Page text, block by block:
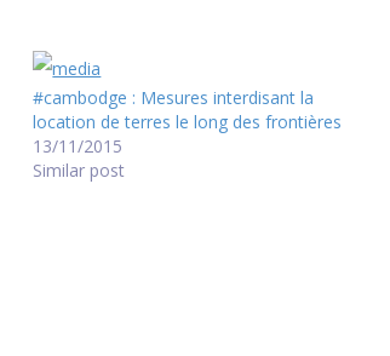
#cambodge : Mesures interdisant la
location de terres le long des frontières
13/11/2015
Similar post